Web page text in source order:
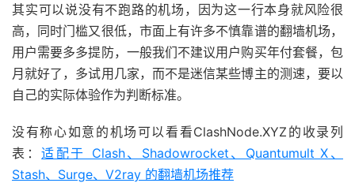
其实可以说没有不跑路的机场，因为这一行本身就风险很
高，同时门槛又很低，市面上有许多不慎靠谱的翻墙机场，
用户需要多多提防，一般我们不建议用户购买年付套餐，包
月就好了，多试用几家，而不是迷信某些博主的测速，要以
自己的实际体验作为判断标准。
没有称心如意的机场可以看看ClashNode.XYZ的收录列
表：适配于 Clash、Shadowrocket、Quantumult X、
Stash、Surge、V2ray 的翻墙机场推荐